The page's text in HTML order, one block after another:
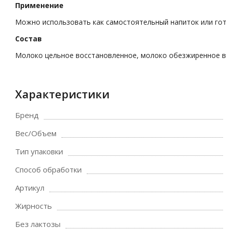
Применение
Можно использовать как самостоятельный напиток или
Состав
Молоко цельное восстановленное, молоко обезжиренное
Характеристики
Бренд
Вес/Объем
Тип упаковки
Способ обработки
Артикул
Жирность
Без лактозы